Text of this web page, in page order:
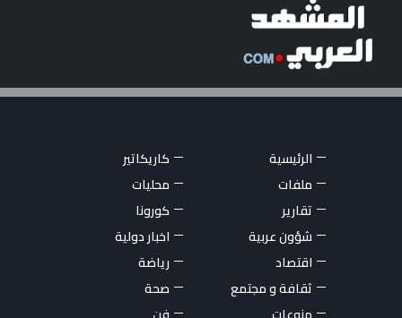
الرئيسية
كاريكاتير
ملفات
محليات
تقارير
كورونا
شؤون عربية
اخبار دولية
اقتصاد
رياضة
ثقافة و مجتمع
صحة